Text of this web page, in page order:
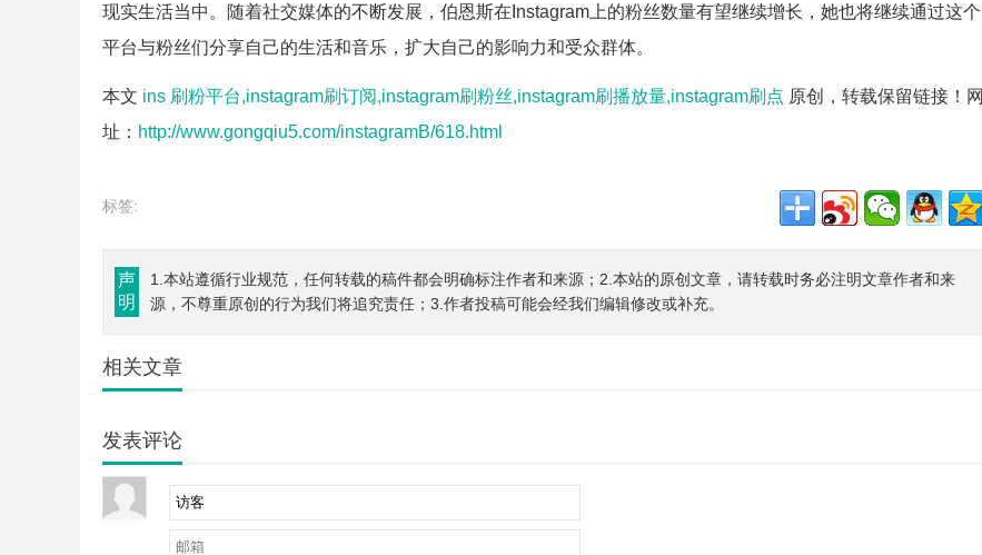
现实生活当中。随着社交媒体的不断发展，伯恩斯在Instagram上的粉丝数量有望继续增长，她也将继续通过这个
平台与粉丝们分享自己的生活和音乐，扩大自己的影响力和受众群体。
本文 ins 刷粉平台,instagram刷订阅,instagram刷粉丝,instagram刷播放量,instagram刷点 原创，转载保留链接！网
址： http://www.gongqiu5.com/instagramB/618.html
标签:
声
明
1.本站遵循行业规范，任何转载的稿件都会明确标注作者和来源；2.本站的原创文章，请转载时务必注明文章作者和来
源，不尊重原创的行为我们将追究责任；3.作者投稿可能会经我们编辑修改或补充。
相关文章
发表评论